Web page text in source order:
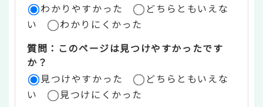
ア
わかりやすかった
どちらともいえな
い
わかりにくかった
質問：このページは見つけやすかったです
か？
見つけやすかった
どちらともいえな
い
見つけにくかった